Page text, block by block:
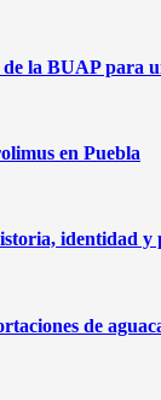
la BUAP para
en Puebla
identidad y
de